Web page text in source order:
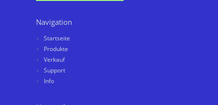
Navigation
Startseite
Produkte
Verkauf
Support
Info